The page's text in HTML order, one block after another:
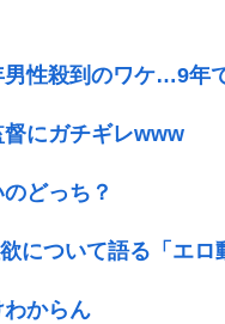
男性殺到のワケ…9年
督にガチギレwww
どっち？
について語る「エロ
わからん